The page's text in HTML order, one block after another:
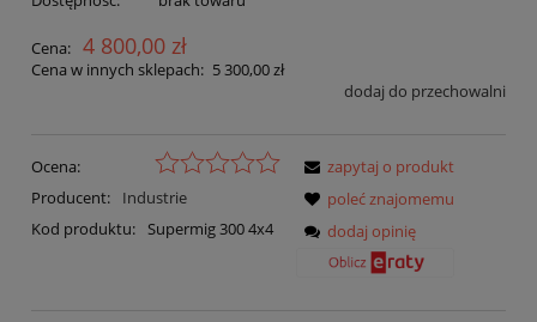
Cena: 4 800,00 zł
Cena w innych sklepach: 5 300,00 zł
dodaj do przechowalni
Ocena:
Producent:
Industrie
Kod produktu: Supermig 300 4x4
zapytaj o produkt
poleć znajomemu
dodaj opinię